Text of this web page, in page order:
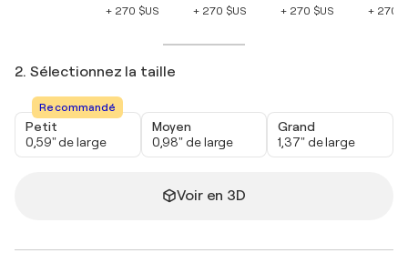
+ 270 $US
+ 270 $US
+ 270 $US
+ 270
2. Sélectionnez la taille
Recommandé
Petit
0,59" de large
Moyen
0,98" de large
Grand
1,37" de large
Voir en 3D